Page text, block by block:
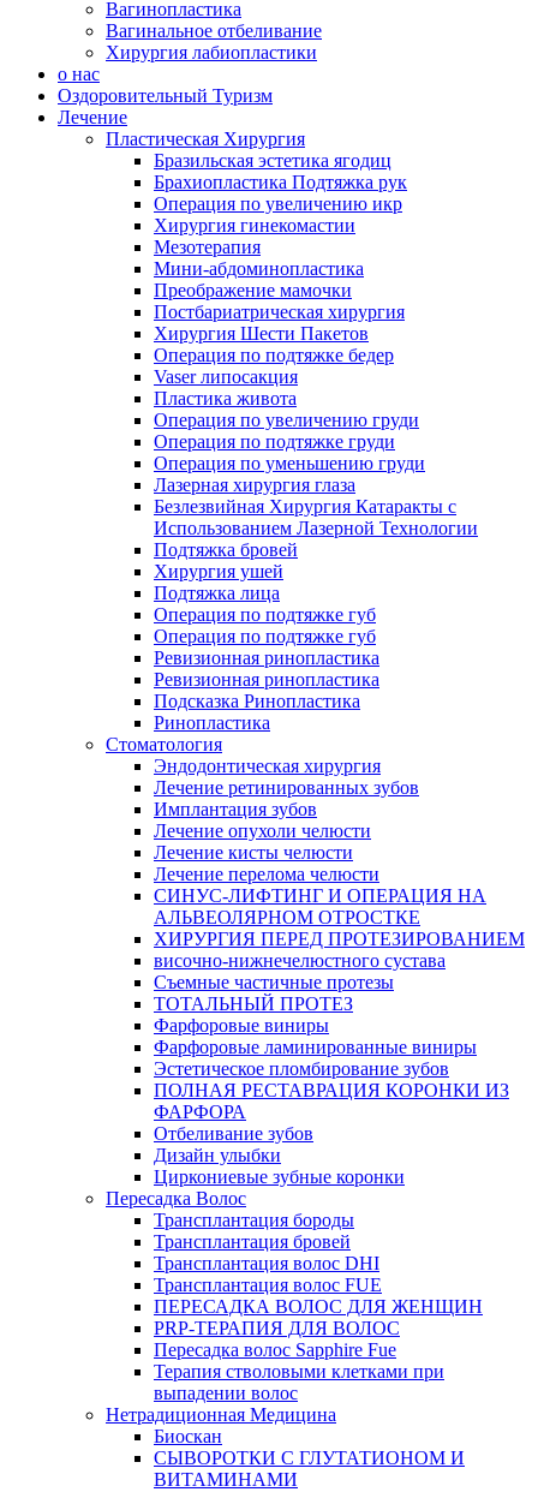
Вагинопластика
Вагинальное отбеливание
Хирургия лабиопластики
о нас
Оздоровительный Туризм
Лечение
Пластическая Хирургия
Бразильская эстетика ягодиц
Брахиопластика Подтяжка рук
Операция по увеличению икр
Хирургия гинекомастии
Мезотерапия
Мини-абдоминопластика
Преображение мамочки
Постбариатрическая хирургия
Хирургия Шести Пакетов
Операция по подтяжке бедер
Vaser липосакция
Пластика живота
Операция по увеличению груди
Операция по подтяжке груди
Операция по уменьшению груди
Лазерная хирургия глаза
Безлезвийная Хирургия Катаракты с
Использованием Лазерной Технологии
Подтяжка бровей
Хирургия ушей
Подтяжка лица
Операция по подтяжке губ
Операция по подтяжке губ
Ревизионная ринопластика
Ревизионная ринопластика
Подсказка Ринопластика
Ринопластика
Стоматология
Эндодонтическая хирургия
Лечение ретинированных зубов
Имплантация зубов
Лечение опухоли челюсти
Лечение кисты челюсти
Лечение перелома челюсти
СИНУС-ЛИФТИНГ И ОПЕРАЦИЯ НА
АЛЬВЕОЛЯРНОМ ОТРОСТКЕ
ХИРУРГИЯ ПЕРЕД ПРОТЕЗИРОВАНИЕМ
височно-нижнечелюстного сустава
Съемные частичные протезы
ТОТАЛЬНЫЙ ПРОТЕЗ
Фарфоровые виниры
Фарфоровые ламинированные виниры
Эстетическое пломбирование зубов
ПОЛНАЯ РЕСТАВРАЦИЯ КОРОНКИ ИЗ
ФАРФОРА
Отбеливание зубов
Дизайн улыбки
Циркониевые зубные коронки
Пересадка Волос
Трансплантация бороды
Трансплантация бровей
Трансплантация волос DHI
Трансплантация волос FUE
ПЕРЕСАДКА ВОЛОС ДЛЯ ЖЕНЩИН
PRP-ТЕРАПИЯ ДЛЯ ВОЛОС
Пересадка волос Sapphire Fue
Терапия стволовыми клетками при
выпадении волос
Нетрадиционная Медицина
Биоскан
СЫВОРОТКИ С ГЛУТАТИОНОМ И
ВИТАМИНАМИ